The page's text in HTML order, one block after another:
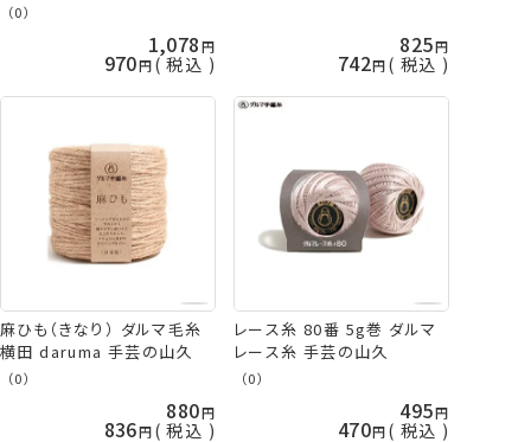
（0）
1,078
970 税込
825
742 税込
麻ひも（きなり） ダルマ毛糸
横田 daruma 手芸の山久
（0）
880
836 税込
レース糸 80番 5g巻 ダルマ
レース糸 手芸の山久
（0）
495
470 税込